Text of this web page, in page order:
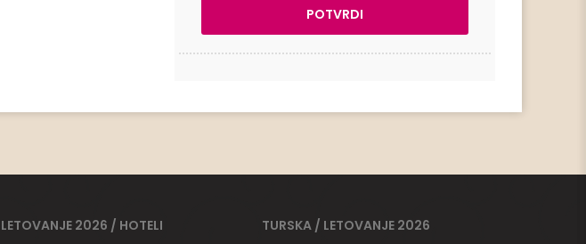
LETOVANJE 2026 / HOTELI TURSKA / LETOVANJE 2026